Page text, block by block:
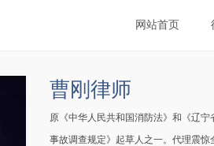
网站首页
曹刚律师
原《中华人民共和国消防法》和《辽
事故调查规定》起草人之一。代理震惊